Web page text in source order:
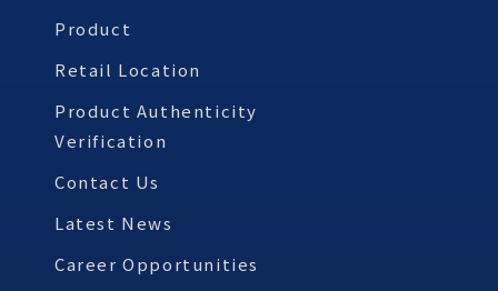
Product
Retail Location
Product Authenticity
Verification
Contact Us
Latest News
Career Opportunities